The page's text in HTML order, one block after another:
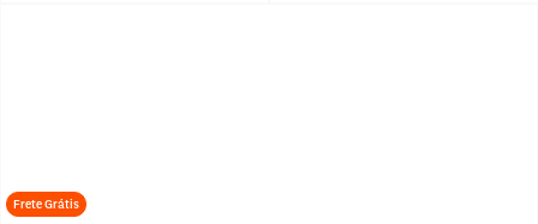
Frete Grátis